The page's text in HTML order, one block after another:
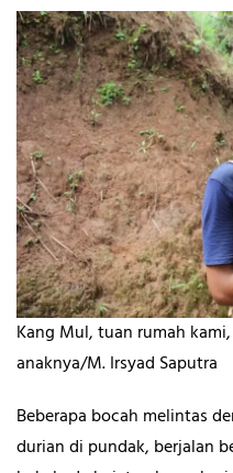
Kang Mul, tuan rumah
anaknya/M. Irsyad Saputra
Beberapa bocah melintas
durian di pundak, berjalan